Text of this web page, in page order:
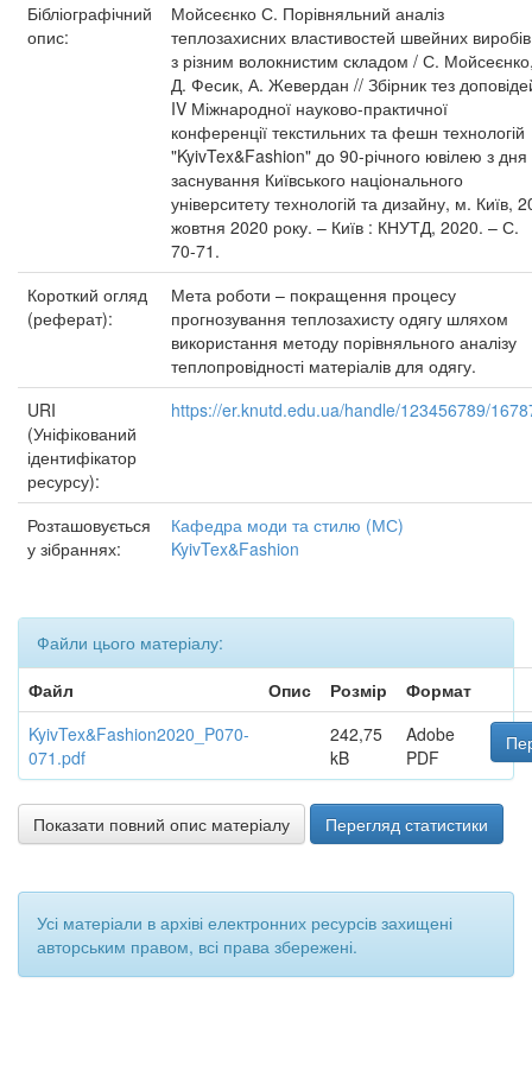
Бібліографічний
опис:
Мойсеєнко С. Порівняльний аналіз
теплозахисних властивостей швейних виробів
з різним волокнистим складом / С.
Д. Фесик, А. Жевердан // Збірник тез
IV Міжнародної науково-практичної
конференції текстильних та фешн технологій
"KyivTex&Fashion" до 90-річного ювілею з дня
заснування Київського національного
університету технологій та дизайну, м. Київ,
жовтня 2020 року. – Київ : КНУТД, 2020. – С.
70-71.
Короткий огляд
(реферат):
Мета роботи – покращення процесу
прогнозування теплозахисту одягу шляхом
використання методу порівняльного аналізу
теплопровідності матеріалів для одягу.
URI
(Уніфікований
ідентифікатор
ресурсу):
https://er.knutd.edu.ua/handle/123456789/
Розташовується
у зібраннях:
Кафедра моди та стилю (МС)
KyivTex&Fashion
Файли цього матеріалу:
Файл
Опис Розмір
Формат
KyivTex&Fashion2020_P070-
071.pdf
242,75
kB
Adobe
PDF
Показати повний опис матеріалу Перегляд статистики
Усі матеріали в архіві електронних ресурсів захищені
авторським правом, всі права збережені.